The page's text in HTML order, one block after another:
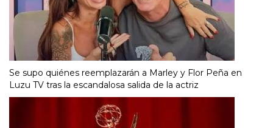
Se supo quiénes reemplazarán a Marley y Flor Peña en
Luzu TV tras la escandalosa salida de la actriz